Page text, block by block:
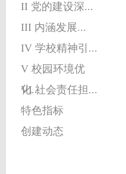
II 党的建设深...
III 内涵发展...
IV 学校精神引...
V 校园环境优
化...
VI 社会责任担...
特色指标
创建动态